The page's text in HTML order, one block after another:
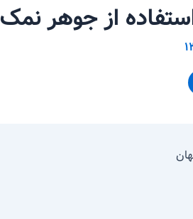
از جوهر نمک